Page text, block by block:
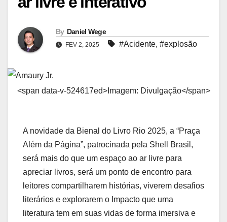
By Daniel Wege
FEV 2, 2025 #Acidente, #explosão
<span data-v-524617ed>Imagem: Divulgação</span>
A novidade da Bienal do Livro Rio 2025, a “Praça
Além da Página”, patrocinada pela Shell Brasil,
será mais do que um espaço ao ar livre para
apreciar livros, será um ponto de encontro para
leitores compartilharem histórias, viverem desafios
literários e explorarem o Impacto que uma
literatura tem em suas vidas de forma imersiva e